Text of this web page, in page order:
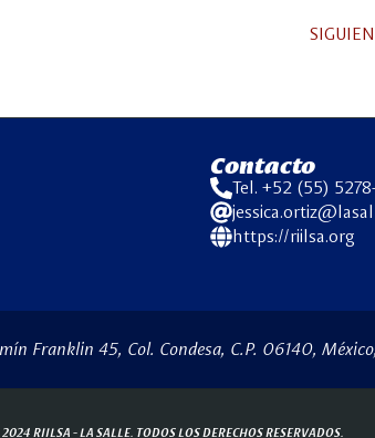
Contacto
Tel. +52 (55)
https://riilsa.org
Franklin 45, Col. Condesa, C.P. 06140,
2024 RIILSA -LA SALLE. TODOS LOS DERECHOS RESERVADOS.